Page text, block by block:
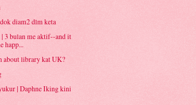
diam2 dlm keta
3 bulan me aktif--and it
happ...
about library kat UK?
| Daphne Iking kini